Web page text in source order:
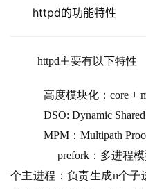
httpd的功能特性
httpd主要有以下特性
高度模块化：core +
DSO: Dynamic Shared
MPM：Multipath
prefork：多进程模型
个主进程：负责生成n个子